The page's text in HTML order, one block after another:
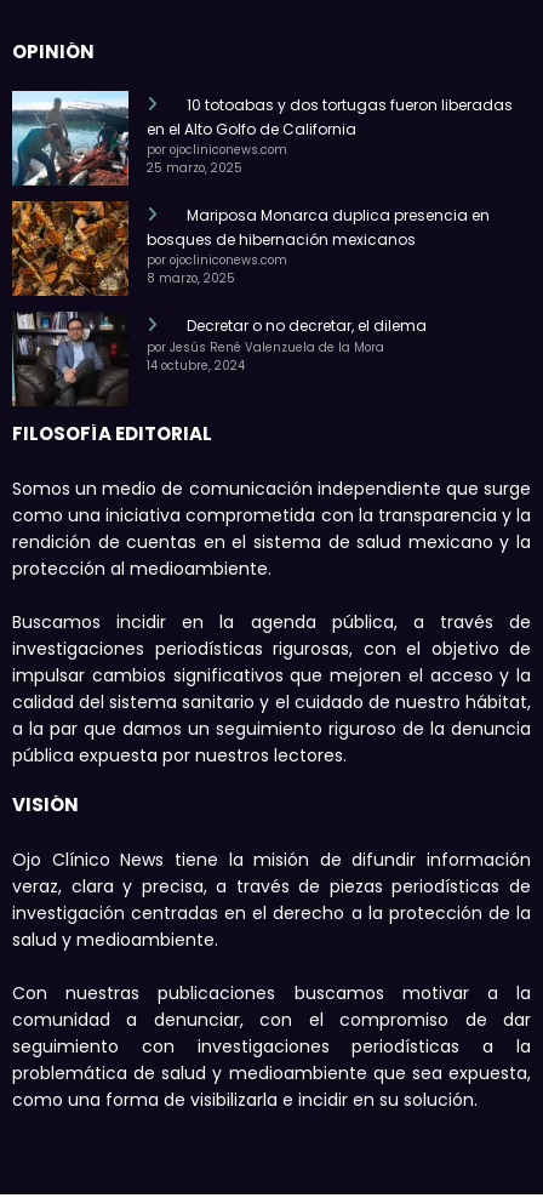
OPINIÓN
10 totoabas y dos tortugas fueron liberadas
en el Alto Golfo de California
por ojocliniconews.com
25 marzo, 2025
Mariposa Monarca duplica presencia en
bosques de hibernación mexicanos
por ojocliniconews.com
8 marzo, 2025
Decretar o no decretar, el dilema
por Jesús René Valenzuela de la Mora
14 octubre, 2024
FILOSOFÍA EDITORIAL
Somos un medio de comunicación independiente que surge
como una iniciativa comprometida con la transparencia y la
rendición de cuentas en el sistema de salud mexicano y la
protección al medioambiente.
Buscamos incidir en la agenda pública, a través de
investigaciones periodísticas rigurosas, con el objetivo de
impulsar cambios significativos que mejoren el acceso y la
calidad del sistema sanitario y el cuidado de nuestro hábitat,
a la par que damos un seguimiento riguroso de la denuncia
pública expuesta por nuestros lectores.
VISIÓN
Ojo Clínico News tiene la misión de difundir información
veraz, clara y precisa, a través de piezas periodísticas de
investigación centradas en el derecho a la protección de la
salud y medioambiente.
Con nuestras publicaciones buscamos motivar a la
comunidad a denunciar, con el compromiso de dar
seguimiento con investigaciones periodísticas a la
problemática de salud y medioambiente que sea expuesta,
como una forma de visibilizarla e incidir en su solución.